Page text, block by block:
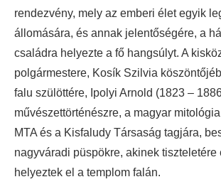
rendezvény, mely az emberi élet egyik
állomására, és annak jelentőségére, a
családra helyezte a fő hangsúlyt. A
polgármestere, Kosík Szilvia
falu szülöttére, Ipolyi Arnold (1823 –
művészettörténészre, a magyar
MTA és a Kisfaludy Társaság tagjára,
nagyváradi püspökre, akinek tiszteletére
helyeztek el a templom falán.